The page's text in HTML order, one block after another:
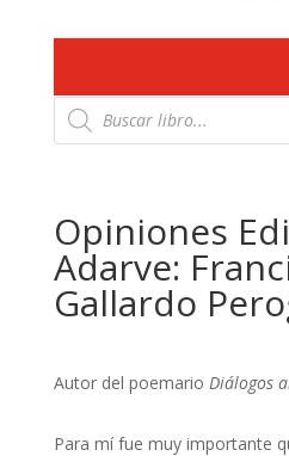
Búsqueda
de
productos
Opiniones
Adarve:
Gallardo
Autor del poemario Diálogos
Para mí fue muy importante